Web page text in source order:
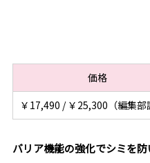
価格
￥17,490 / ￥25,300（編集部
バリア機能の強化でシミを